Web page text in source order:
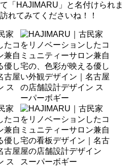
「HAJIMARU」と名付けられま
れてみてくださいね！！